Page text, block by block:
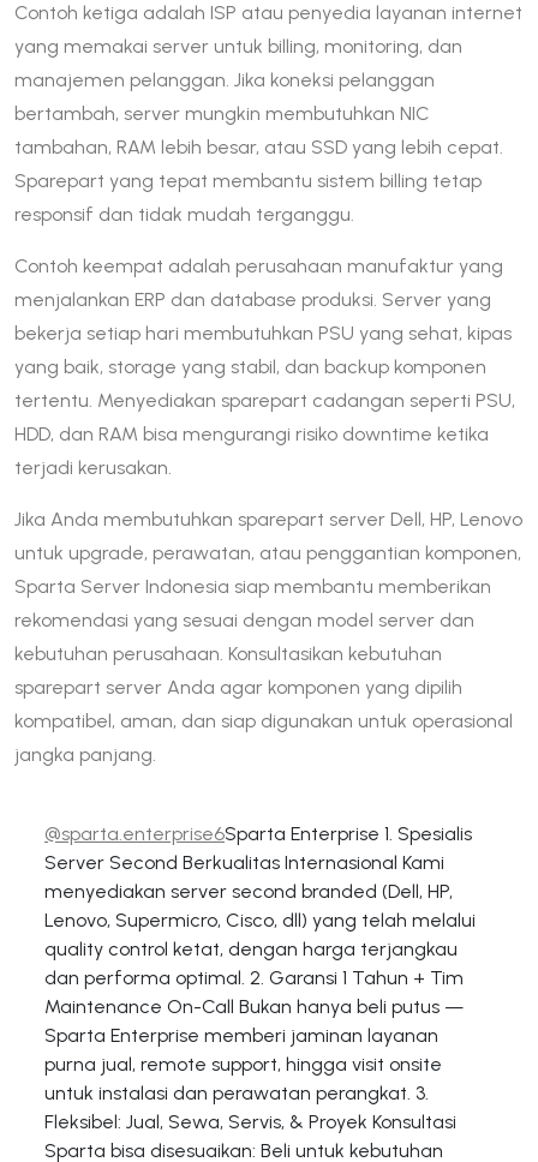
Contoh ketiga adalah ISP atau penyedia layanan internet
yang memakai server untuk billing, monitoring, dan
manajemen pelanggan. Jika koneksi pelanggan
bertambah, server mungkin membutuhkan NIC
tambahan, RAM lebih besar, atau SSD yang lebih cepat.
Sparepart yang tepat membantu sistem billing tetap
responsif dan tidak mudah terganggu.
Contoh keempat adalah perusahaan manufaktur yang
menjalankan ERP dan database produksi. Server yang
bekerja setiap hari membutuhkan PSU yang sehat, kipas
yang baik, storage yang stabil, dan backup komponen
tertentu. Menyediakan sparepart cadangan seperti PSU,
HDD, dan RAM bisa mengurangi risiko downtime ketika
terjadi kerusakan.
Jika Anda membutuhkan sparepart server Dell, HP, Lenovo
untuk upgrade, perawatan, atau penggantian komponen,
Sparta Server Indonesia siap membantu memberikan
rekomendasi yang sesuai dengan model server dan
kebutuhan perusahaan. Konsultasikan kebutuhan
sparepart server Anda agar komponen yang dipilih
kompatibel, aman, dan siap digunakan untuk operasional
jangka panjang.
@sparta.enterprise6Sparta Enterprise 1. Spesialis
Server Second Berkualitas Internasional Kami
menyediakan server second branded (Dell, HP,
Lenovo, Supermicro, Cisco, dll) yang telah melalui
quality control ketat, dengan harga terjangkau
dan performa optimal. 2. Garansi 1 Tahun + Tim
Maintenance On-Call Bukan hanya beli putus —
Sparta Enterprise memberi jaminan layanan
purna jual, remote support, hingga visit onsite
untuk instalasi dan perawatan perangkat. 3.
Fleksibel: Jual, Sewa, Servis, & Proyek Konsultasi
Sparta bisa disesuaikan: Beli untuk kebutuhan